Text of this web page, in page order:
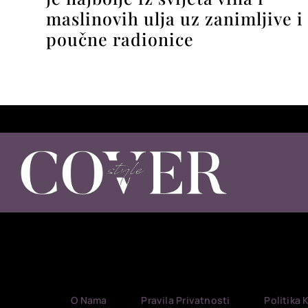
maslinovih ulja uz zanimljive i
poučne radionice
O Nama Pravila Privatnosti Politika